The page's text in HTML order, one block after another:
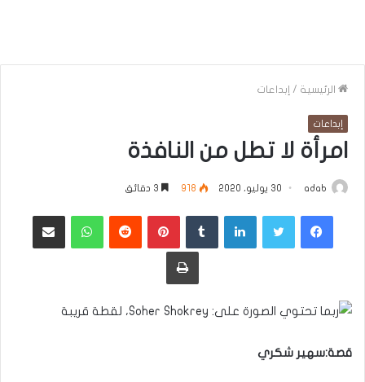
الرئيسية / إبداعات
إبداعات
امرأة لا تطل من النافذة
adab 30 يوليو، 2020 918
فيسبوكتويتر لينكدإن ‏Tumblr بينتيريست
‏Reddit واتساب مشاركة عبر البريد
طباعة
قصة:سهير شكري